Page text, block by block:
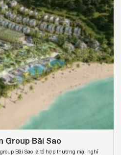
Group Bãi Sao
Bãi Sao là tổ hợp thương mại nghỉ